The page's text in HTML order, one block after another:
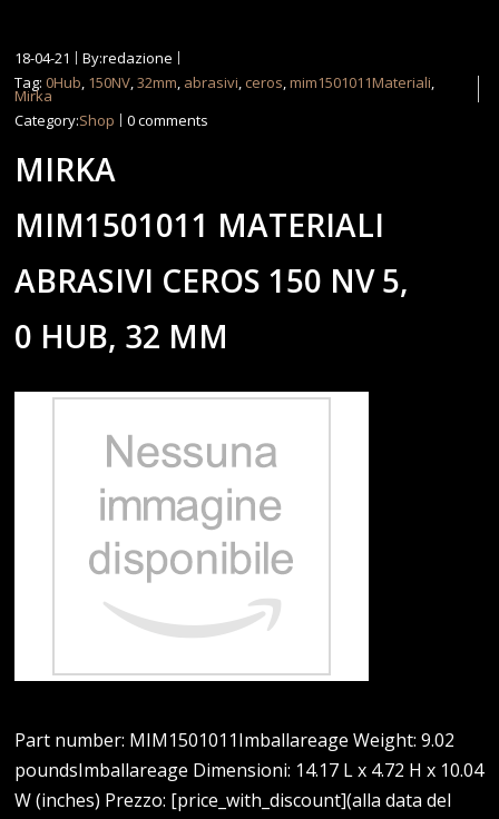
18-04-21
By:redazione
Tag: 0Hub, 150NV,32mm, abrasivi, ceros,mim1501011Materiali,
Mirka
Category:Shop 0 comments
MIRKA
MIM1501011 MATERIALI
ABRASIVI CEROS 150 NV 5,
0 HUB, 32 MM
Part number: MIM1501011Imballareage Weight: 9.02
poundsImballareage Dimensioni: 14.17 L x 4.72 H x 10.04
W (inches) Prezzo: [price_with_discount](alla data del